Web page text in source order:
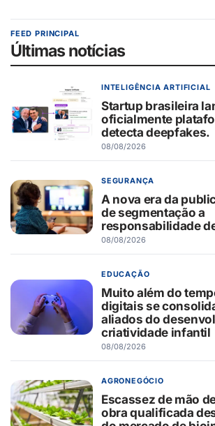
FEED PRINCIPAL
Últimas notícias
INTELIGÊNCIA ARTIFICIAL
Startup brasileira
oficialmente
detecta deepfakes.
08/08/2026
SEGURANÇA
A nova era da
de segmentação a
responsabilidade
08/08/2026
EDUCAÇÃO
Muito além do
digitais se
aliados do
criatividade infantil
08/08/2026
AGRONEGÓCIO
Escassez de mão
obra qualificada